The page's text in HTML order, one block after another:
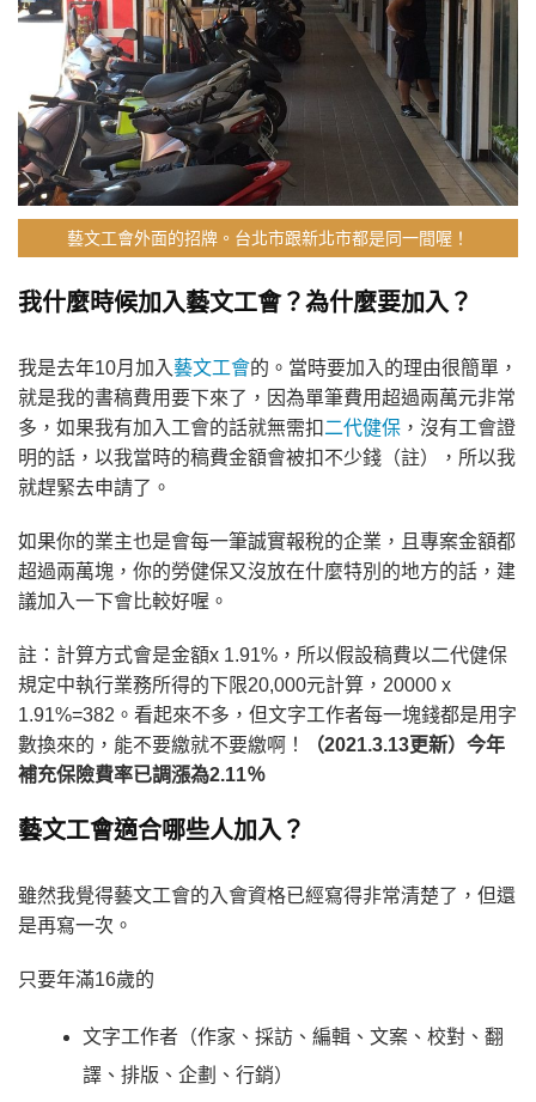
藝文工會外面的招牌。台北市跟新北市都是同一間喔！
我什麼時候加入藝文工會？為什麼要加入？
我是去年10月加入藝文工會的。當時要加入的理由很簡單，
就是我的書稿費用要下來了，因為單筆費用超過兩萬元非常
多，如果我有加入工會的話就無需扣 二代健保 ，沒有工會證
明的話，以我當時的稿費金額會被扣不少錢（註），所以我
就趕緊去申請了。
如果你的業主也是會每一筆誠實報稅的企業，且專案金額都
超過兩萬塊，你的勞健保又沒放在什麼特別的地方的話，建
議加入一下會比較好喔。
註：計算方式會是金額x 1.91%，所以假設稿費以二代健保
規定中執行業務所得的下限20,000元計算，20000 x
1.91%=382。看起來不多，但文字工作者每一塊錢都是用字
數換來的，能不要繳就不要繳啊！
（2021.3.13更新）今年
補充保險費率已調漲為2.11％
藝文工會適合哪些人加入？
雖然我覺得藝文工會的入會資格已經寫得非常清楚了，但還
是再寫一次。
只要年滿16歲的
文字工作者（作家、採訪、編輯、文案、校對、翻
譯、排版、企劃、行銷）